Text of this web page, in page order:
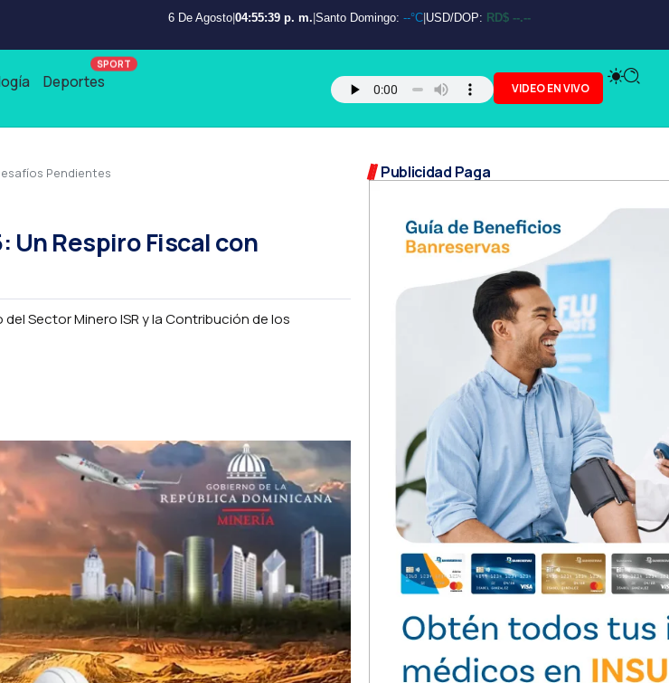
6 De Agosto |04:55:41 p. m. |Santo Domingo:--°C USD/DOP: RD$ --.--
Deportes VIDEO EN VIVO
Pendientes
Un Respiro Fiscal con
Sector Minero ISR y la Contribución de los
Publicidad Paga